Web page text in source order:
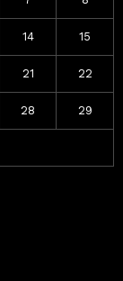
14 15
21 22
28 29